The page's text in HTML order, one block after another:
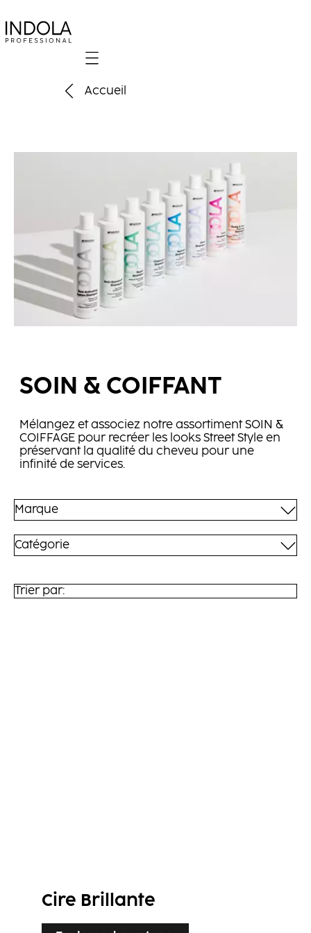
Mobile navigation
Accueil
SOIN & COIFFANT
Mélangez et associez notre assortiment SOIN &
COIFFAGE pour recréer les looks Street Style en
préservant la qualité du cheveu pour une
infinité de services.
Marque
Catégorie
Trier par:
Cire Brillante